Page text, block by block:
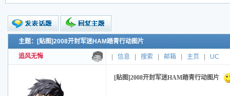
新的主题
投票帖
交易帖
主题：[贴图]2008开封军迷HAM踏青行动图片
追风无悔 信息 搜索 邮箱 主页 UC
[贴图]2008开封军迷HAM踏青行动图片